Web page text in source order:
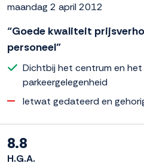
maandag 2 april 2012
“Goede kwaliteit
personeel”
Dichtbij het centrum en
parkeergelegenheid
Ietwat gedateerd en
8.8
H.G.A.